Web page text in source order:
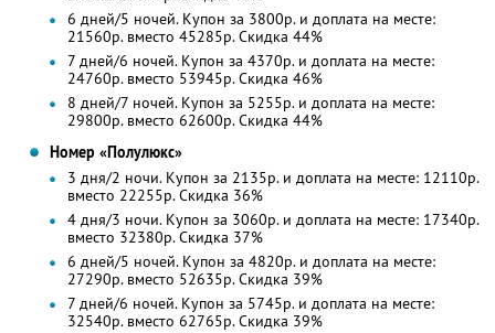
6 дней/5 ночей. Купон за 3800р. и доплата на месте:
21560р. вместо 45285р. Скидка 44%
7 дней/6 ночей. Купон за 4370р. и доплата на месте:
24760р. вместо 53945р. Скидка 46%
8 дней/7 ночей. Купон за 5255р. и доплата на месте:
29800р. вместо 62600р. Скидка 44%
Номер «Полулюкс»
3 дня/2 ночи. Купон за 2135р. и доплата на месте: 12110р.
вместо 22255р. Скидка 36%
4 дня/3 ночи. Купон за 3060р. и доплата на месте: 17340р.
вместо 32380р. Скидка 37%
6 дней/5 ночей. Купон за 4820р. и доплата на месте:
27290р. вместо 52635р. Скидка 39%
7 дней/6 ночей. Купон за 5745р. и доплата на месте:
32540р. вместо 62765р. Скидка 39%